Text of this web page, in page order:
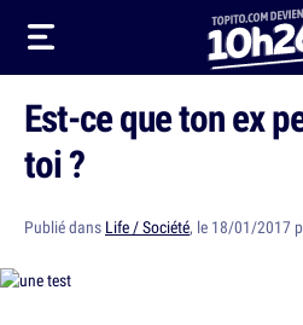
Est-ce que ton ex
toi ?
Publié dans Life / Société, le 18/01/2017